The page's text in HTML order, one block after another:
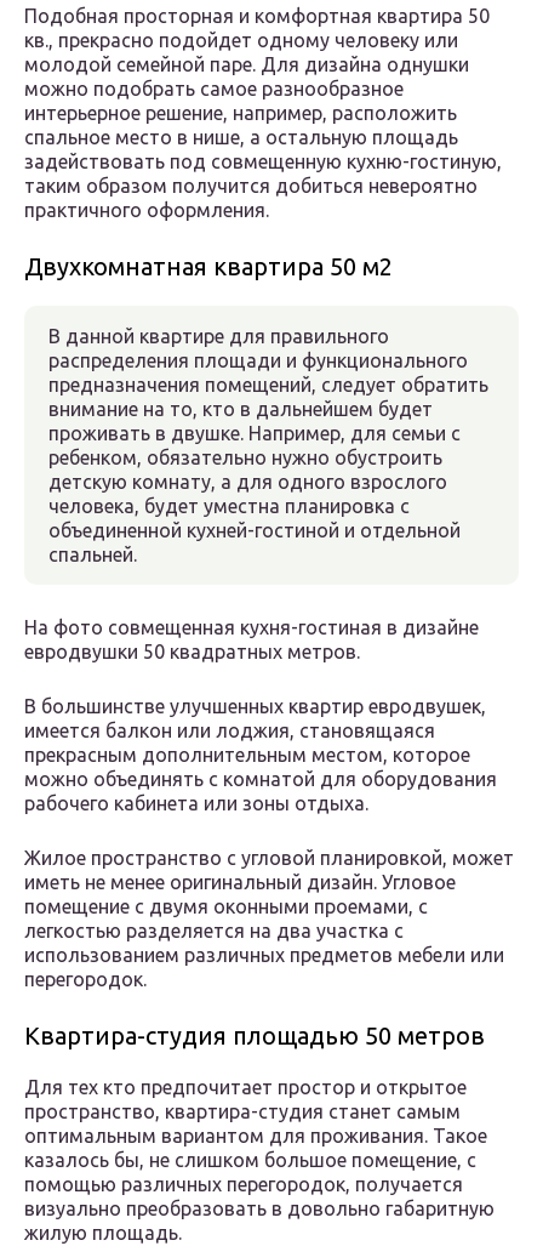
Подобная просторная и комфортная квартира 50
кв., прекрасно подойдет одному человеку или
молодой семейной паре. Для дизайна однушки
можно подобрать самое разнообразное
интерьерное решение, например, расположить
спальное место в нише, а остальную площадь
задействовать под совмещенную кухню-гостиную,
таким образом получится добиться невероятно
практичного оформления.
Двухкомнатная квартира 50 м2
В данной квартире для правильного
распределения площади и функционального
предназначения помещений, следует обратить
внимание на то, кто в дальнейшем будет
проживать в двушке. Например, для семьи с
ребенком, обязательно нужно обустроить
детскую комнату, а для одного взрослого
человека, будет уместна планировка с
объединенной кухней-гостиной и отдельной
спальней.
На фото совмещенная кухня-гостиная в дизайне
евродвушки 50 квадратных метров.
В большинстве улучшенных квартир евродвушек,
имеется балкон или лоджия, становящаяся
прекрасным дополнительным местом, которое
можно объединять с комнатой для оборудования
рабочего кабинета или зоны отдыха.
Жилое пространство с угловой планировкой, может
иметь не менее оригинальный дизайн. Угловое
помещение с двумя оконными проемами, с
легкостью разделяется на два участка с
использованием различных предметов мебели или
перегородок.
Квартира-студия площадью 50 метров
Для тех кто предпочитает простор и открытое
пространство, квартира-студия станет самым
оптимальным вариантом для проживания. Такое
казалось бы, не слишком большое помещение, с
помощью различных перегородок, получается
визуально преобразовать в довольно габаритную
жилую площадь.